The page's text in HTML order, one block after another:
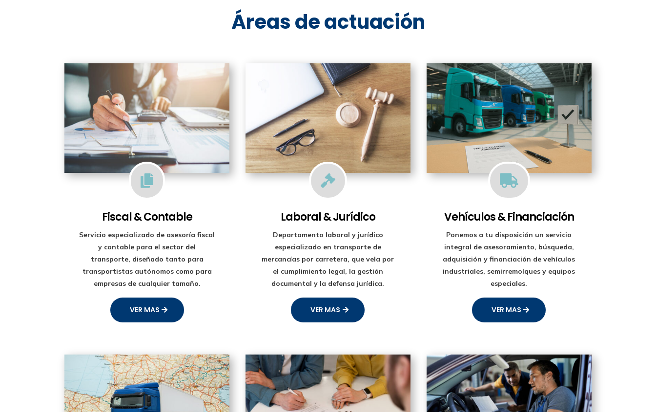
Áreas de actuación

Fiscal & Contable
Servicio especializado de asesoría fiscal
y contable para el sector del
transporte, diseñado tanto para
transportistas autónomos como para
empresas de cualquier tamaño.
VER MAS

Laboral & Jurídico
Departamento laboral y jurídico
especializado en transporte de
mercancías por carretera, que vela por
el cumplimiento legal, la gestión
documental y la defensa jurídica.
VER MAS

Vehículos & Financiación
Ponemos a tu disposición un servicio
integral de asesoramiento, búsqueda,
adquisición y financiación de vehículos
industriales, semirremolques y equipos
especiales.
VER MAS